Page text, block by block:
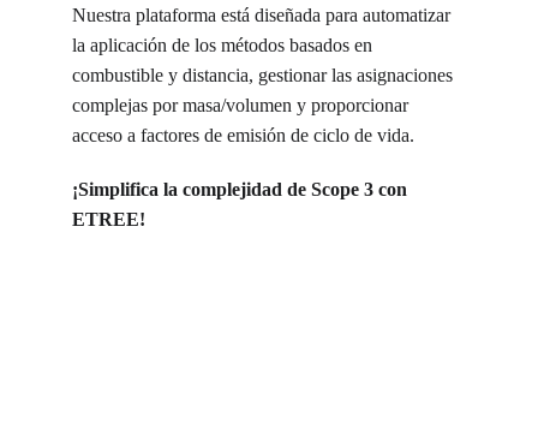
Nuestra plataforma está diseñada para automatizar
la aplicación de los métodos basados en
combustible y distancia, gestionar las asignaciones
complejas por masa/volumen y proporcionar
acceso a factores de emisión de ciclo de vida.
¡Simplifica la complejidad de Scope 3 con
ETREE!